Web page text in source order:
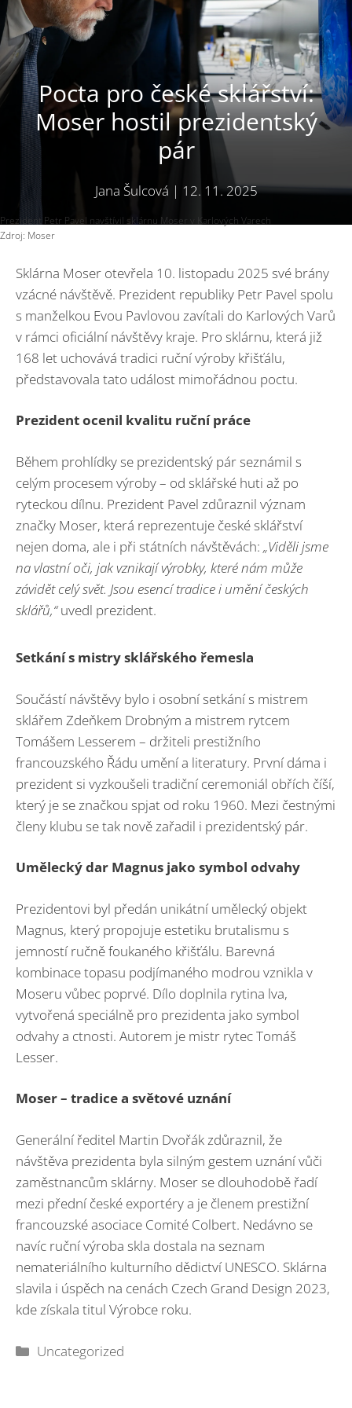
Pocta pro české sklářství:
Moser hostil prezidentský
pár
Jana Šulcová | 12. 11. 2025
Prezident Petr Pavel navštívil sklárnu Moser v Karlových Varech
Zdroj: Moser
Sklárna Moser otevřela 10. listopadu 2025 své brány
vzácné návštěvě. Prezident republiky Petr Pavel spolu
s manželkou Evou Pavlovou zavítali do Karlových Varů
v rámci oficiální návštěvy kraje. Pro sklárnu, která již
168 let uchovává tradici ruční výroby křišťálu,
představovala tato událost mimořádnou poctu.
Prezident ocenil kvalitu ruční práce
Během prohlídky se prezidentský pár seznámil s
celým procesem výroby – od sklářské huti až po
ryteckou dílnu. Prezident Pavel zdůraznil význam
značky Moser, která reprezentuje české sklářství
nejen doma, ale i při státních návštěvách: „Viděli jsme
na vlastní oči, jak vznikají výrobky, které nám může
závidět celý svět. Jsou esencí tradice i umění českých
sklářů,“uvedl prezident.
Setkání s mistry sklářského řemesla
Součástí návštěvy bylo i osobní setkání s mistrem
sklářem Zdeňkem Drobným a mistrem rytcem
Tomášem Lesserem – držiteli prestižního
francouzského Řádu umění a literatury. První dáma i
prezident si vyzkoušeli tradiční ceremoniál obřích číší,
který je se značkou spjat od roku 1960. Mezi čestnými
členy klubu se tak nově zařadil i prezidentský pár.
Umělecký dar Magnus jako symbol odvahy
Prezidentovi byl předán unikátní umělecký objekt
Magnus, který propojuje estetiku brutalismu s
jemností ručně foukaného křišťálu. Barevná
kombinace topasu podjímaného modrou vznikla v
Moseru vůbec poprvé. Dílo doplnila rytina lva,
vytvořená speciálně pro prezidenta jako symbol
odvahy a ctnosti. Autorem je mistr rytec Tomáš
Lesser.
Moser – tradice a světové uznání
Generální ředitel Martin Dvořák zdůraznil, že
návštěva prezidenta byla silným gestem uznání vůči
zaměstnancům sklárny. Moser se dlouhodobě řadí
mezi přední české exportéry a je členem prestižní
francouzské asociace Comité Colbert. Nedávno se
navíc ruční výroba skla dostala na seznam
nemateriálního kulturního dědictví UNESCO. Sklárna
slavila i úspěch na cenách Czech Grand Design 2023,
kde získala titul Výrobce roku.
Rubriky
Uncategorized